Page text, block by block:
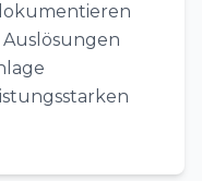
Auslösungen